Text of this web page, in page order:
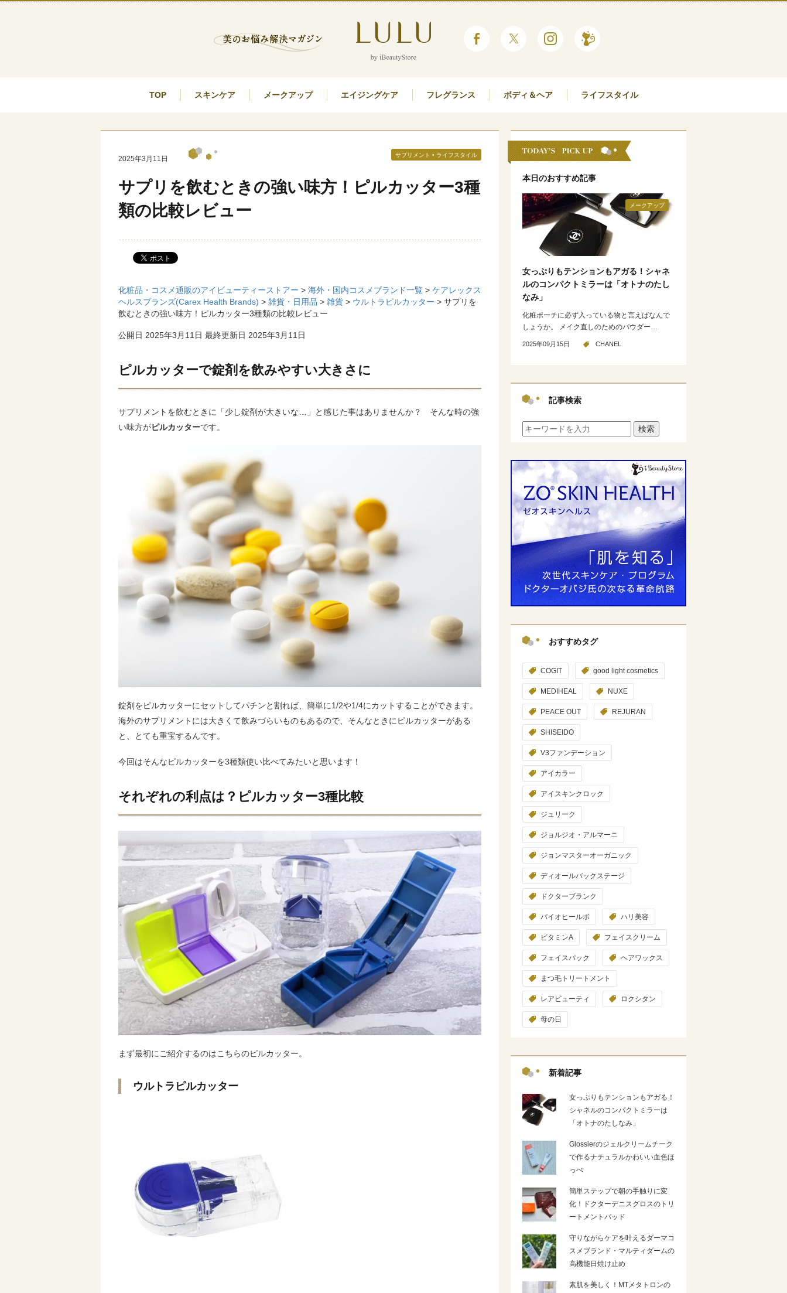
TOP スキンケア メークアップ エイジングケア フレグランス ボディ＆ヘア ライフスタイル
2025年3月11日 サプリメント • ライフスタイル
サプリを飲むときの強い味方！ピルカッター3種
類の比較レビュー
化粧品・コスメ通販のアイビューティーストアー > 海外・国内コスメブランド一覧 > ケアレックス
ヘルスブランズ(Carex Health Brands) > 雑貨・日用品 > 雑貨 > ウルトラピルカッター > サプリを
飲むときの強い味方！ピルカッター3種類の比較レビュー
公開日 2025年3月11日 最終更新日 2025年3月11日
ピルカッターで錠剤を飲みやすい大きさに
サプリメントを飲むときに「少し錠剤が大きいな…」と感じた事はありませんか？ そんな時の強
い味方がピルカッターです。
錠剤をピルカッターにセットしてパチンと割れば、簡単に1/2や1/4にカットすることができます。
海外のサプリメントには大きくて飲みづらいものもあるので、そんなときにピルカッターがある
と、とても重宝するんです。
今回はそんなピルカッターを3種類使い比べてみたいと思います！
それぞれの利点は？ピルカッター3種比較
まず最初にご紹介するのはこちらのピルカッター。
ウルトラピルカッター
本日のおすすめ記事
メークアップ
女っぷりもテンションもアガる！シャネ
ルのコンパクトミラーは「オトナのたし
なみ」
化粧ポーチに必ず入っている物と言えばなんで
しょうか。 メイク直しのためのパウダー…
2025年09月15日 CHANEL
記事検索
検索
おすすめタグ
COGIT good light cosmetics
MEDIHEAL NUXE
PEACE OUT REJURAN
SHISEIDO
V3ファンデーション
アイカラー
アイスキンクロック
ジュリーク
ジョルジオ・アルマーニ
ジョンマスターオーガニック
ディオールバックステージ
ドクターブランク
バイオヒールボ ハリ美容
ビタミンA フェイスクリーム
フェイスパック ヘアワックス
まつ毛トリートメント
レアビューティ ロクシタン
母の日
新着記事
女っぷりもテンションもアガる！
シャネルのコンパクトミラーは
「オトナのたしなみ」
Glossierのジェルクリームチーク
で作るナチュラルかわいい血色ほ
っぺ
簡単ステップで朝の手触りに変
化！ドクターデニスグロスのトリ
ートメントパッド
守りながらケアを叶えるダーマコ
スメブランド・マルティダームの
高機能日焼け止め
素肌を美しく！MTメタトロンの